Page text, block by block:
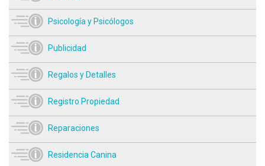
Psicología y Psicólogos
Publicidad
Regalos y Detalles
Registro Propiedad
Reparaciones
Residencia Canina